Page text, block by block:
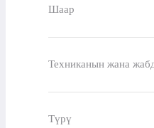
Шаар
Техниканын жана
Түрү